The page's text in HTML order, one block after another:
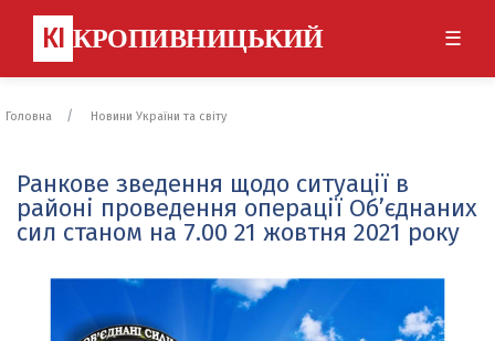
КІ КРОПИВНИЦЬКИЙ ☰
Головна Новини України та світу
Ранкове зведення щодо ситуації в
районі проведення операції Об’єднаних
сил станом на 7.00 21 жовтня 2021 року